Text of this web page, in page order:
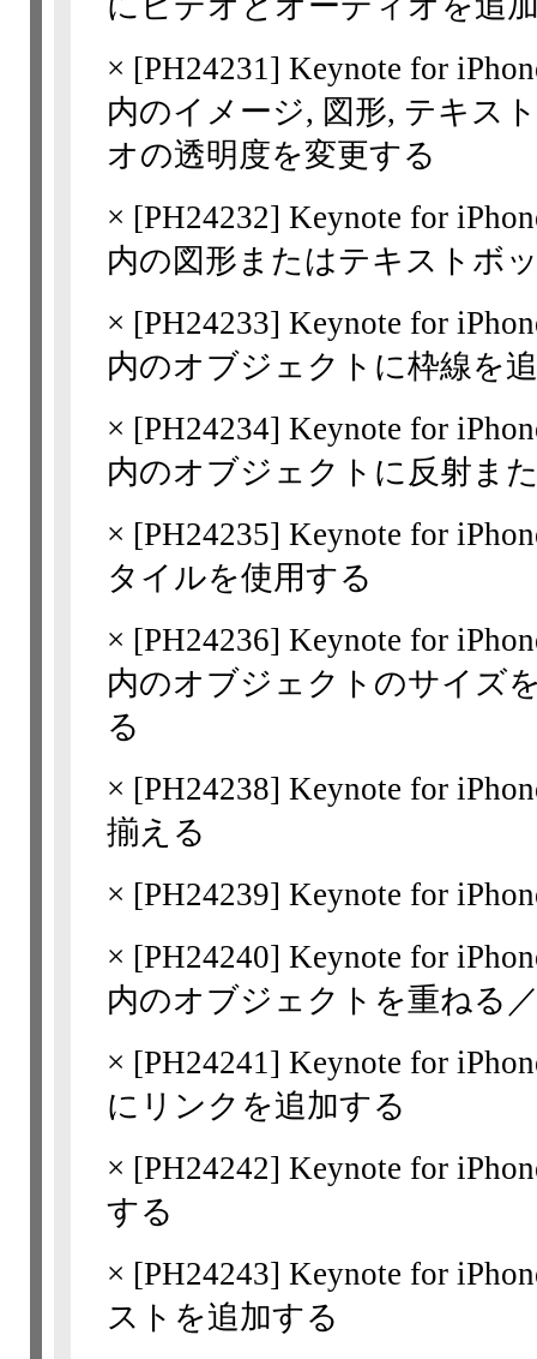
× [PH24231] Keynote for
内のイメージ, 図形, テキス
オの透明度を変更する
× [PH24232] Keynote for
内の図形またはテキストボ
× [PH24233] Keynote for
内のオブジェクトに枠線を
× [PH24234] Keynote for
内のオブジェクトに反射ま
× [PH24235] Keynote for
タイルを使用する
× [PH24236] Keynote for
内のオブジェクトのサイズ
る
× [PH24238] Keynote for
揃える
× [PH24239] Keynote for
× [PH24240] Keynote for
内のオブジェクトを重ねる
× [PH24241] Keynote for
にリンクを追加する
× [PH24242] Keynote for
する
× [PH24243] Keynote for
ストを追加する